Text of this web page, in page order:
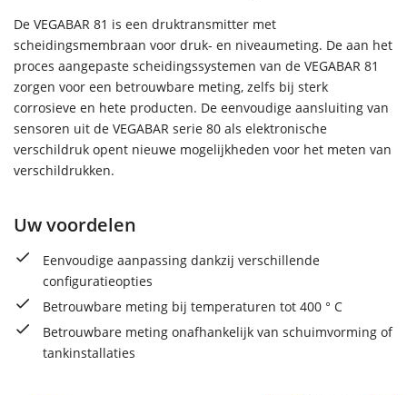
De VEGABAR 81 is een druktransmitter met
scheidingsmembraan voor druk- en niveaumeting. De aan het
proces aangepaste scheidingssystemen van de VEGABAR 81
zorgen voor een betrouwbare meting, zelfs bij sterk
corrosieve en hete producten. De eenvoudige aansluiting van
sensoren uit de VEGABAR serie 80 als elektronische
verschildruk opent nieuwe mogelijkheden voor het meten van
verschildrukken.
Uw voordelen
Eenvoudige aanpassing dankzij verschillende
configuratieopties
Betrouwbare meting bij temperaturen tot 400 ° C
Betrouwbare meting onafhankelijk van schuimvorming of
tankinstallaties